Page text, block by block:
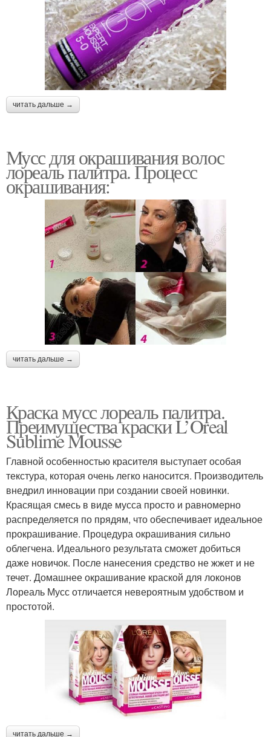
читать дальше →
Мусс для окрашивания волос
лореаль палитра. Процесс
окрашивания:
читать дальше →
Краска мусс лореаль палитра.
Преимущества краски L’Oreal
Sublime Mousse
Главной особенностью красителя выступает особая
текстура, которая очень легко наносится. Производитель
внедрил инновации при создании своей новинки.
Красящая смесь в виде мусса просто и равномерно
распределяется по прядям, что обеспечивает идеальное
прокрашивание. Процедура окрашивания сильно
облегчена. Идеального результата сможет добиться
даже новичок. После нанесения средство не жжет и не
течет. Домашнее окрашивание краской для локонов
Лореаль Мусс отличается невероятным удобством и
простотой.
читать дальше →